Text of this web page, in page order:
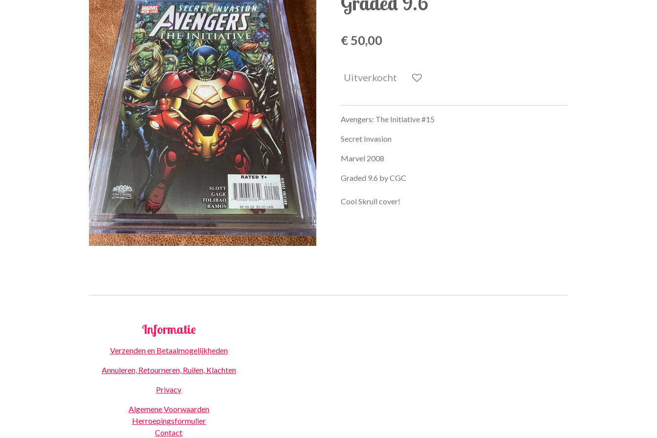
€ 50,00
Uitverkocht
Avengers: The Initiative #15
Secret Invasion
Marvel 2008
Graded 9.6 by CGC
Cool Skrull cover!
Informatie
Verzenden en Betaalmogelijkheden
Annuleren, Retourneren, Ruilen, Klachten
Privacy
Algemene Voorwaarden
Herroepingsformulier
Contact